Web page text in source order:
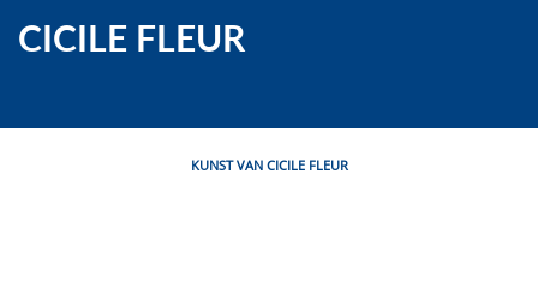
CICILE FLEUR
KUNST VAN CICILE FLEUR